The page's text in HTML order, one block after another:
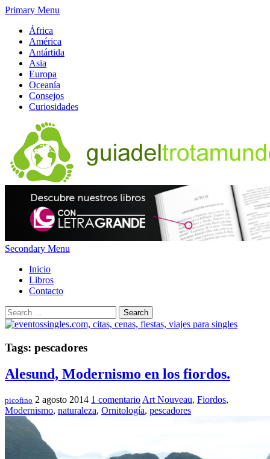
Primary Menu
África
América
Antártida
Asia
Europa
Oceanía
Consejos
Curiosidades
Secondary Menu
Inicio
Libros
Contacto
Search
Tags: pescadores
Alesund, Modernismo en los fiordos.
picofino 2 agosto 2014 1 comentario Art Nouveau, Fiordos,
Modernismo, naturaleza, Ornitología, pescadores